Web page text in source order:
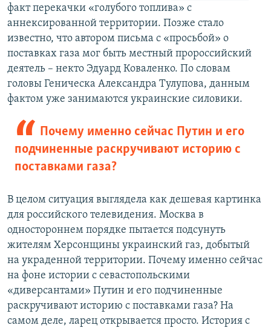
факт перекачки «голубого топлива» с
аннексированной территории. Позже стало
известно, что автором письма с «просьбой» о
поставках газа мог быть местный пророссийский
деятель – некто Эдуард Коваленко. По словам
головы Геническа Александра Тулупова, данным
фактом уже занимаются украинские силовики.
Почему именно сейчас Путин и его
подчиненные раскручивают историю с
поставками газа?
В целом ситуация выглядела как дешевая картинка
для российского телевидения. Москва в
одностороннем порядке пытается подсунуть
жителям Херсонщины украинский газ, добытый
на украденной территории. Почему именно сейчас
на фоне истории с севастопольскими
«диверсантами» Путин и его подчиненные
раскручивают историю с поставками газа? На
самом деле, ларец открывается просто. История с